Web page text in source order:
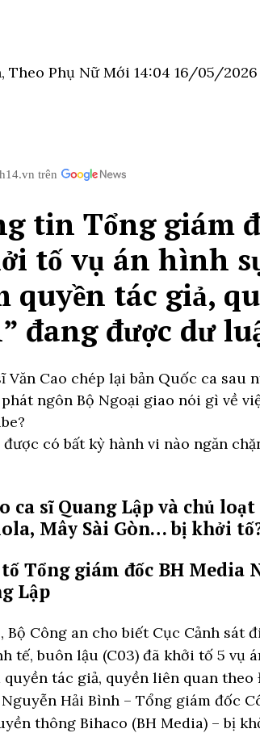
Theo Phụ Nữ Mới 14:04 16/05/2026
trên
tin Tổng giám
tố vụ án hình
quyền tác giả,
đang được dư
Văn Cao chép lại bản Quốc ca sau
ngôn Bộ Ngoại giao nói gì về
được có bất kỳ hành vi nào ngăn
ca sĩ Quang Lập và chủ
Mây Sài Gòn… bị khởi
Tổng giám đốc BH Media
Lập
Bộ Công an cho biết Cục Cảnh sát
tế, buôn lậu (C03) đã khởi tố 5 vụ
quyền tác giả, quyền liên quan
Hải Bình – Tổng giám đốc
thông Bihaco (BH Media) – bị